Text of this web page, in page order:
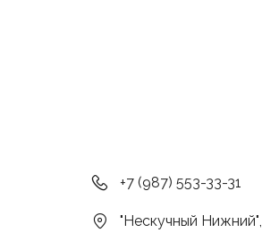
+7 (987) 553-33-31
"Нескучный Нижний",